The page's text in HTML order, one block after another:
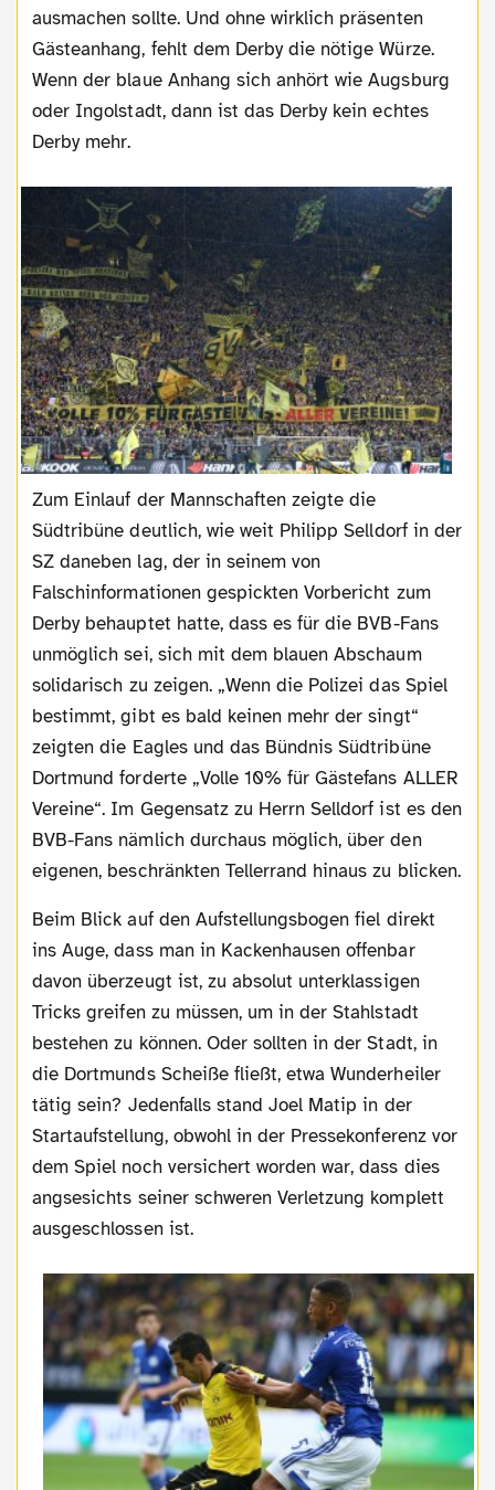
ausmachen sollte. Und ohne wirklich präsenten
Gästeanhang, fehlt dem Derby die nötige Würze.
Wenn der blaue Anhang sich anhört wie Augsburg
oder Ingolstadt, dann ist das Derby kein echtes
Derby mehr.
Zum Einlauf der Mannschaften zeigte die
Südtribüne deutlich, wie weit Philipp Selldorf in der
SZ daneben lag, der in seinem von
Falschinformationen gespickten Vorbericht zum
Derby behauptet hatte, dass es für die BVB-Fans
unmöglich sei, sich mit dem blauen Abschaum
solidarisch zu zeigen. „Wenn die Polizei das Spiel
bestimmt, gibt es bald keinen mehr der singt“
zeigten die Eagles und das Bündnis Südtribüne
Dortmund forderte „Volle 10% für Gästefans ALLER
Vereine“. Im Gegensatz zu Herrn Selldorf ist es den
BVB-Fans nämlich durchaus möglich, über den
eigenen, beschränkten Tellerrand hinaus zu blicken.
Beim Blick auf den Aufstellungsbogen fiel direkt
ins Auge, dass man in Kackenhausen offenbar
davon überzeugt ist, zu absolut unterklassigen
Tricks greifen zu müssen, um in der Stahlstadt
bestehen zu können. Oder sollten in der Stadt, in
die Dortmunds Scheiße fließt, etwa Wunderheiler
tätig sein? Jedenfalls stand Joel Matip in der
Startaufstellung, obwohl in der Pressekonferenz vor
dem Spiel noch versichert worden war, dass dies
angsesichts seiner schweren Verletzung komplett
ausgeschlossen ist.